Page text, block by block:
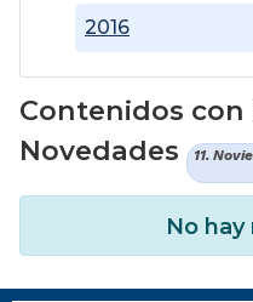
2016
Contenidos
Novedades
11.
No